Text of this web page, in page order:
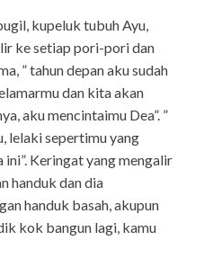
kupeluk tubuh Ayu,
ke setiap pori-pori dan
” tahun depan aku sudah
dan kita akan
aku mencintaimu Dea”. ”
lelaki sepertimu yang
Keringat yang mengalir
handuk dan dia
handuk basah, akupun
kok bangun lagi, kamu